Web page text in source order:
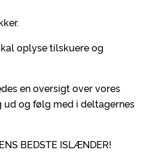
oplyse tilskuere og
en oversigt over vores
og følg med i deltagernes
BEDSTE ISLÆNDER!